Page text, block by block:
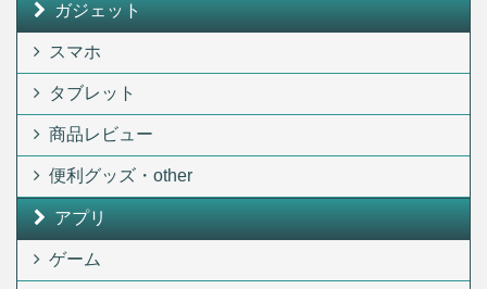
ガジェット
スマホ
タブレット
商品レビュー
便利グッズ・other
アプリ
ゲーム